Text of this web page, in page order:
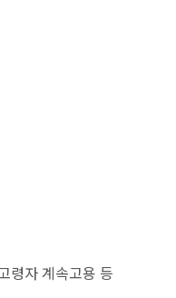
령자 계속고용 등